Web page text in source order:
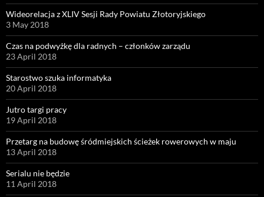
Wideorelacja z XLIV Sesji Rady Powiatu Złotoryjskiego
3 May 2018
Czas na podwyżkę dla radnych – członków zarządu
23 April 2018
Starostwo szuka informatyka
20 April 2018
Jutro targi pracy
19 April 2018
Przetarg na budowę śródmiejskich ścieżek rowerowych w maju
13 April 2018
Serialu nie będzie
11 April 2018